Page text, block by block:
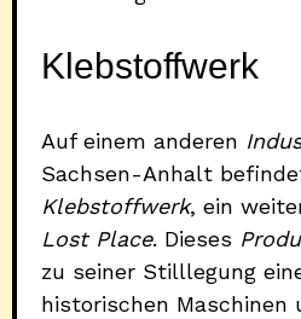
Klebstoffwerk
Auf einem anderen
Sachsen-Anhalt
Klebstoffwerk, ein
Lost Place. Dieses
zu seiner Stilllegung
historischen Maschinen